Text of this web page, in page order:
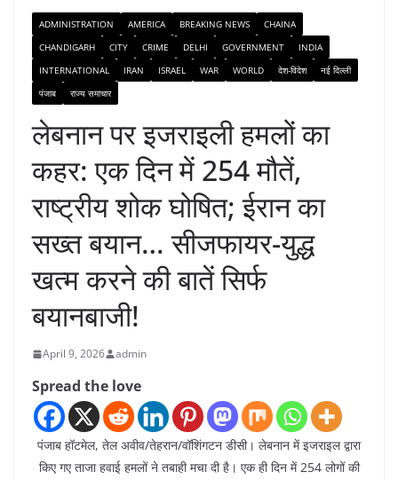
ADMINISTRATION AMERICA BREAKING NEWS
CHAINA
CHANDIGARH
CITY CRIME DELHI GOVERNMENT
INDIA
INTERNATIONAL
IRAN ISRAEL WAR WORLD देश-विदेश
नई दिल्ली
पंजाब
राज्य समाचार
लेबनान पर इजराइली हमलों का
कहर: एक दिन में 254 मौतें,
राष्ट्रीय शोक घोषित; ईरान का
सख्त बयान… सीजफायर-युद्ध
खत्म करने की बातें सिर्फ
बयानबाजी!
April 9, 2026 admin
Spread the love
पंजाब हॉटमेल, तेल अवीव/तेहरान/वॉशिंगटन डीसी। लेबनान में इजराइल द्वारा
किए गए ताजा हवाई हमलों ने तबाही मचा दी है। एक ही दिन में 254 लोगों की